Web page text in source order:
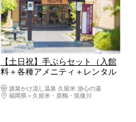
【土日祝】手ぶらセット（入館
料＋各種アメニティ＋レンタル
可）源泉かけ流し温泉 久留米 游心の湯
福岡県
久留米・原鶴・筑後川